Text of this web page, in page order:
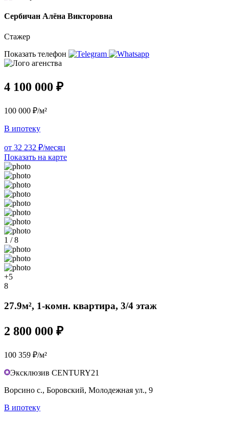
Сербичан Алёна Викторовна
Стажер
Показать телефон
4 100 000 ₽
100 000 ₽/м²
В ипотеку
от 32 232 ₽/месяц
Показать на карте
1 / 8
+5
8
27.9м², 1-комн. квартира, 3/4 этаж
2 800 000 ₽
100 359 ₽/м²
Эксклюзив CENTURY21
Ворсино с., Боровский, Молодежная ул., 9
В ипотеку